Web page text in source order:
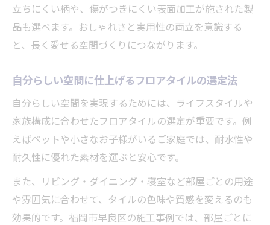
立ちにくい柄や、傷がつきにくい表面加工が施された製
品も選べます。おしゃれさと実用性の両立を意識する
と、長く愛せる空間づくりにつながります。
自分らしい空間に仕上げるフロアタイルの選定法
自分らしい空間を実現するためには、ライフスタイルや
家族構成に合わせたフロアタイルの選定が重要です。例
えばペットや小さなお子様がいるご家庭では、耐水性や
耐久性に優れた素材を選ぶと安心です。
また、リビング・ダイニング・寝室など部屋ごとの用途
や雰囲気に合わせて、タイルの色味や質感を変えるのも
効果的です。福岡市早良区の施工事例では、部屋ごとに